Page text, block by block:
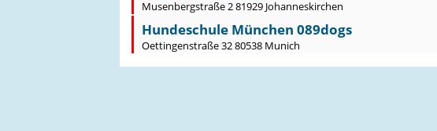
Musenbergstraße 2 81929 Johanneskirchen
Hundeschule München 089dogs
Oettingenstraße 32 80538 Munich